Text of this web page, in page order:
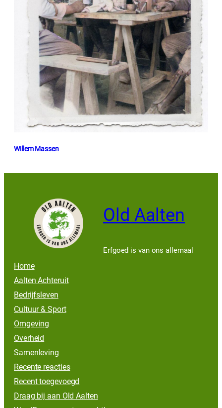
Willem Massen
Old Aalten
Erfgoed is van ons allemaal
Home
Aalten Achteruit
Bedrijfsleven
Cultuur & Sport
Omgeving
Overheid
Samenleving
Recente reacties
Recent toegevoegd
Draag bij aan Old Aalten